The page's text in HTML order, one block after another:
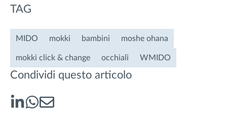
TAG
MIDO mokki bambini moshe ohana
mokki click & change occhiali WMIDO
Condividi questo articolo